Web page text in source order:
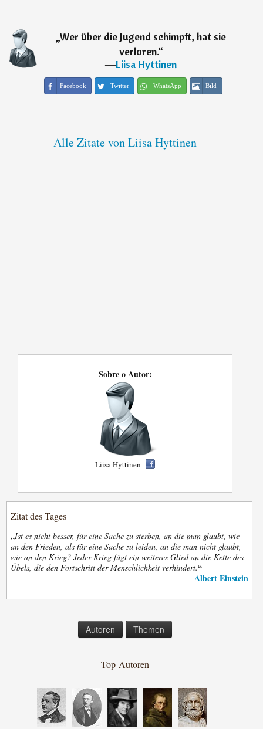
„Wer über die Jugend schimpft, hat sie
verloren.“
―Liisa Hyttinen
Facebook Twitter WhatsApp Bild
Alle Zitate von Liisa Hyttinen
Sobre o Autor:
Liisa Hyttinen
Zitat des Tages
„Ist es nicht besser, für eine Sache zu sterben, an die man glaubt, wie
an den Frieden, als für eine Sache zu leiden, an die man nicht glaubt,
wie an den Krieg? Jeder Krieg fügt ein weiteres Glied an die Kette des
Übels, die den Fortschritt der Menschlichkeit verhindert.“
— Albert Einstein
Autoren Themen
Top-Autoren